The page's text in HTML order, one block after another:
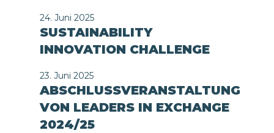
24. Juni 2025
SUSTAINABILITY
INNOVATION CHALLENGE
23. Juni 2025
ABSCHLUSSVERANSTALTUNG
VON LEADERS IN EXCHANGE
2024/25